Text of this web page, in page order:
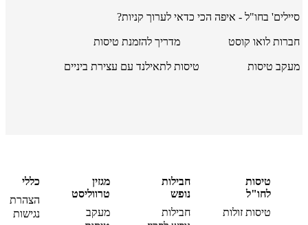
סיילים' בחו"ל - איפה הכי כדאי לערוך קניות?
חברות לואו קוסט מדריך להזמנת טיסות
מעקב טיסות טיסות לתאילנד עם עצירת ביניים
טיסות
לחו"ל
טיסות זולות
חבילות
נופש
חבילות
מגזין
טרווליסט
מעקב
כללי
הצהרת
נגישות